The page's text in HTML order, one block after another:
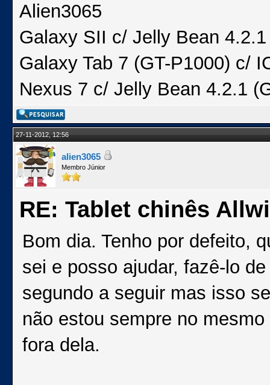
Alien3065
Galaxy SII c/ Jelly Bean
Galaxy Tab 7 (GT-P1000) c/
Nexus 7 c/ Jelly Bean 4.2.1
27-11-2012, 12:56
alien3065
Membro Júnior
RE: Tablet chinês
Bom dia. Tenho por defeito,
sei e posso ajudar, fazê-lo
segundo a seguir mas isso
não estou sempre no
fora dela.